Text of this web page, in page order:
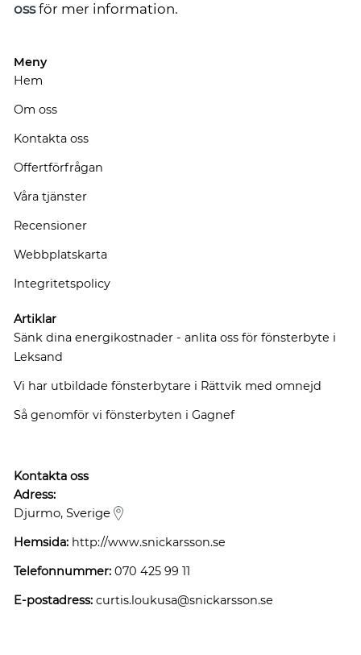
ossför mer information.
Meny
Hem
Om oss
Kontakta oss
Offertförfrågan
Våra tjänster
Recensioner
Webbplatskarta
Integritetspolicy
Artiklar
Sänk dina energikostnader - anlita oss för fönsterbyte i
Leksand
Vi har utbildade fönsterbytare i Rättvik med omnejd
Så genomför vi fönsterbyten i Gagnef
Kontakta oss
Adress:
Djurmo, Sverige
Hemsida: http://www.snickarsson.se
Telefonnummer: 070 425 99 11
E-postadress: curtis.loukusa@snickarsson.se